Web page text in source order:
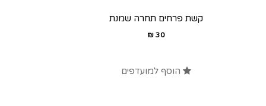
קשת פרחים תחרה שמנת
30
₪
הוסף למועדפים